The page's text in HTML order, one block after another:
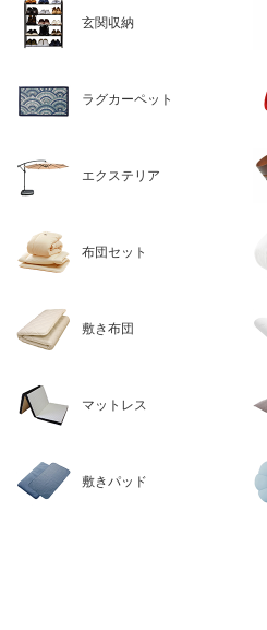
玄関収納
ラグカーペット
エクステリア
布団セット
敷き布団
マットレス
敷きパッド